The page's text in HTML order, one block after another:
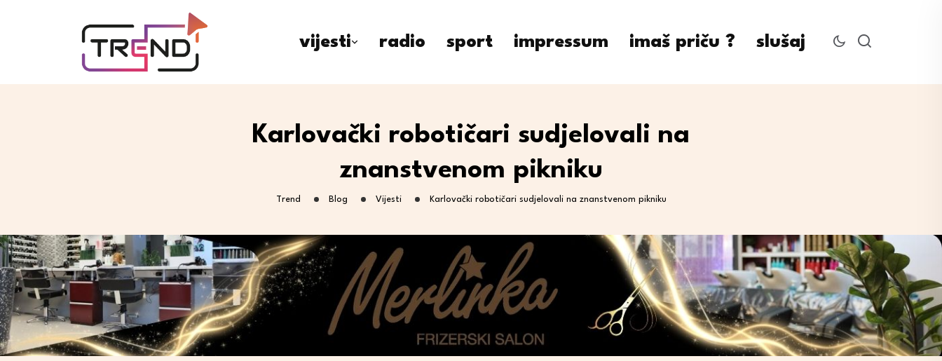
vijesti radio sport impressum imaš priču ? slušaj
Karlovački robotičari sudjelovali na
znanstvenom pikniku
Trend Blog Vijesti Karlovački robotičari sudjelovali na znanstvenom pikniku